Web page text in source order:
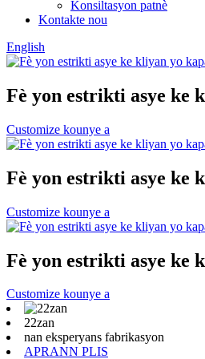
Konsiltasyon patnè
Kontakte nou
English
Fè yon estrikti asye ke
Customize kounye a
Fè yon estrikti asye ke
Customize kounye a
Fè yon estrikti asye ke
Customize kounye a
22zan
nan eksperyans fabrikasyon
APRANN PLIS